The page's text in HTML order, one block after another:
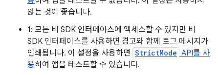
않는 것이 좋습니다.
1: 모든 비 SDK 인터페이스에 액세스할 수 있지만 비
SDK 인터페이스를 사용하면 경고와 함께 로그 메시지가
인쇄됩니다. 이 설정을 사용하면 StrictMode API를 사
용하여 앱을 테스트할 수 있습니다.